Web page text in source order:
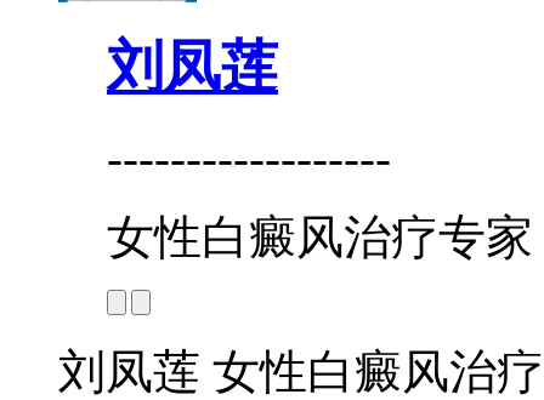
刘凤莲
------------------
女性白癜风治疗专家
刘凤莲 女性白癜风治